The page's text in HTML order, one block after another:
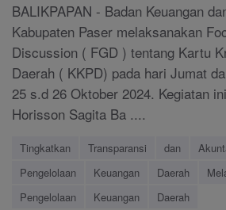
BALIKPAPAN - Badan Keuangan
Kabupaten Paser melaksanakan
Discussion ( FGD ) tentang Kartu
Daerah ( KKPD) pada hari Jumat
25 s.d 26 Oktober 2024. Kegiatan
Horisson Sagita Ba ....
Tingkatkan Transparansi dan
Pengelolaan
Keuangan Daerah
Pengelolaan
Keuangan Daerah